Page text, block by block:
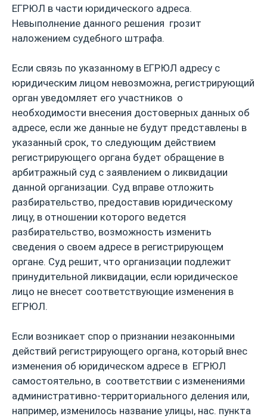
ЕГРЮЛ в части юридического адреса.
Невыполнение данного решения грозит
наложением судебного штрафа.
Если связь по указанному в ЕГРЮЛ адресу с
юридическим лицом невозможна, регистрирующий
орган уведомляет его участников о
необходимости внесения достоверных данных об
адресе, если же данные не будут представлены в
указанный срок, то следующим действием
регистрирующего органа будет обращение в
арбитражный суд с заявлением о ликвидации
данной организации. Суд вправе отложить
разбирательство, предоставив юридическому
лицу, в отношении которого ведется
разбирательство, возможность изменить
сведения о своем адресе в регистрирующем
органе. Суд решит, что организации подлежит
принудительной ликвидации, если юридическое
лицо не внесет соответствующие изменения в
ЕГРЮЛ.
Если возникает спор о признании незаконными
действий регистрирующего органа, который внес
изменения об юридическом адресе в ЕГРЮЛ
самостоятельно, в соответствии с изменениями
административно-территориального деления или,
например, изменилось название улицы, нас. пункта